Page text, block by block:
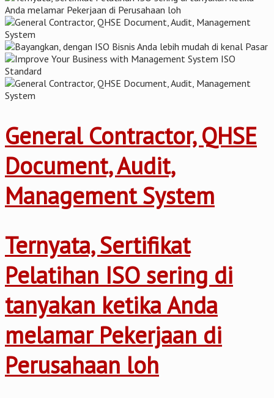
General Contractor, QHSE
Document, Audit,
Management System
Ternyata, Sertifikat
Pelatihan ISO sering di
tanyakan ketika Anda
melamar Pekerjaan di
Perusahaan loh